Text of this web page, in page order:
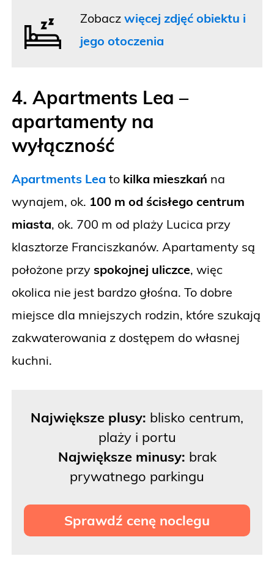
Zobaczwięcej zdjęć obiektu i
jego otoczenia
4. Apartments Lea –
apartamenty na
wyłączność
Apartments Lea to kilka mieszkań na
wynajem, ok. 100 m od ścisłego centrum
miasta, ok. 700 m od plaży Lucica przy
klasztorze Franciszkanów. Apartamenty są
położone przy spokojnej uliczce, więc
okolica nie jest bardzo głośna. To dobre
miejsce dla mniejszych rodzin, które szukają
zakwaterowania z dostępem do własnej
kuchni.
Największe plusy: blisko centrum,
plaży i portu
Największe minusy: brak
prywatnego parkingu
Sprawdź cenę noclegu